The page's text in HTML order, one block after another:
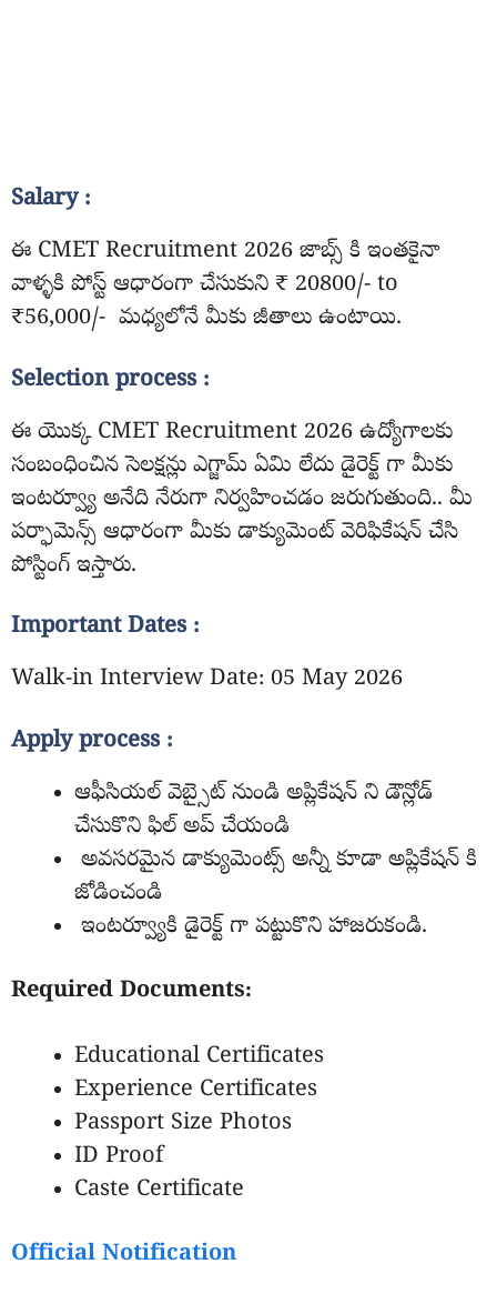
Salary :
ఈ CMET Recruitment 2026 జాబ్స్ కి ఇంతకైనా
వాళ్ళకి పోస్ట్ ఆధారంగా చేసుకుని ₹ 20800/- to
₹56,000/- మధ్యలోనే మీకు జీతాలు ఉంటాయి.
Selection process :
ఈ యొక్క CMET Recruitment 2026 ఉద్యోగాలకు
సంబంధించిన సెలక్షన్లు ఎగ్జామ్ ఏమి లేదు డైరెక్ట్ గా మీకు
ఇంటర్వ్యూ అనేది నేరుగా నిర్వహించడం జరుగుతుంది.. మీ
పర్ఫామెన్స్ ఆధారంగా మీకు డాక్యుమెంట్ వెరిఫికేషన్ చేసి
పోస్టింగ్ ఇస్తారు.
Important Dates :
Walk-in Interview Date: 05 May 2026
Apply process :
ఆఫీసియల్ వెబ్సైట్ నుండి అప్లికేషన్ ని డౌన్లోడ్
చేసుకొని ఫిల్ అప్ చేయండి
అవసరమైన డాక్యుమెంట్స్ అన్నీ కూడా అప్లికేషన్ కి
జోడించండి
ఇంటర్వ్యూకి డైరెక్ట్ గా పట్టుకొని హాజరుకండి.
Required Documents:
Educational Certificates
Experience Certificates
Passport Size Photos
ID Proof
Caste Certificate
Official Notification